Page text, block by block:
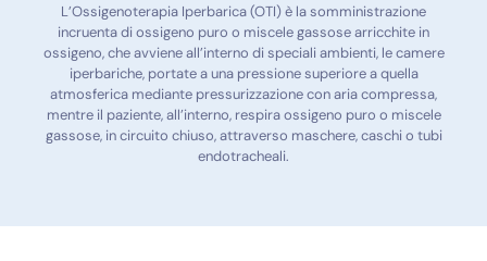
L’Ossigenoterapia Iperbarica (OTI) è la somministrazione
incruenta di ossigeno puro o miscele gassose arricchite in
ossigeno, che avviene all’interno di speciali ambienti, le camere
iperbariche, portate a una pressione superiore a quella
atmosferica mediante pressurizzazione con aria compressa,
mentre il paziente, all’interno, respira ossigeno puro o miscele
gassose, in circuito chiuso, attraverso maschere, caschi o tubi
endotracheali.